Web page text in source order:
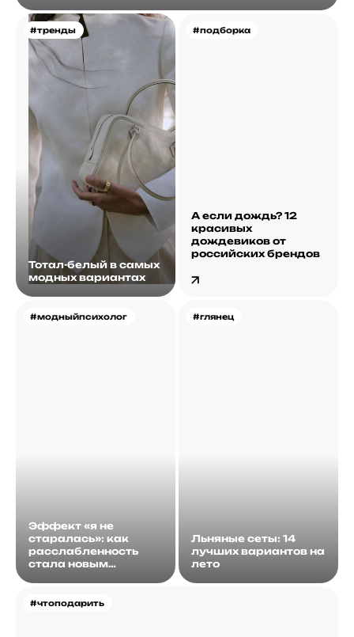
#тренды
Тотал-белый в самых
модных вариантах
#подборка
А если дождь? 12
красивых
дождевиков от
российских брендов
#модныйпсихолог
Эффект «я не
старалась»: как
расслабленность
стала новым
#чтоподарить
#глянец
Льняные сеты: 14
лучших вариантов на
лето